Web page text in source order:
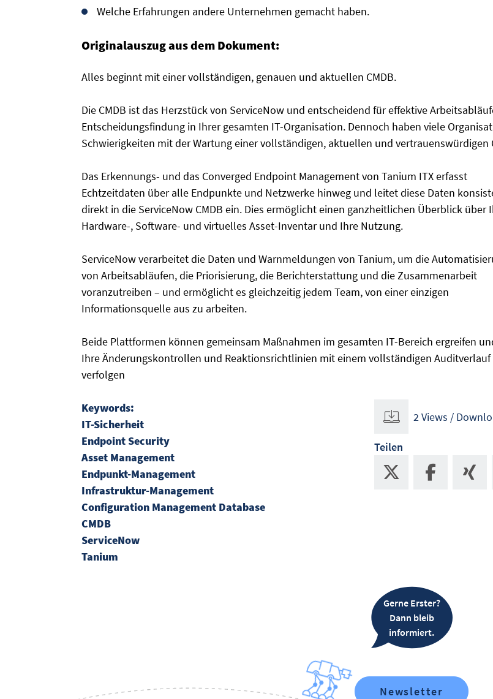
Welche Erfahrungen andere Unternehmen gemacht haben.
Originalauszug aus dem Dokument:
Alles beginnt mit einer vollständigen, genauen und aktuellen CMDB.
Die CMDB ist das Herzstück von ServiceNow und entscheidend für effektive
Entscheidungsfindung in Ihrer gesamten IT-Organisation. Dennoch haben viele
Schwierigkeiten mit der Wartung einer vollständigen, aktuellen und vertrauenswürdigen
Das Erkennungs- und das Converged Endpoint Management von Tanium ITX erfasst
Echtzeitdaten über alle Endpunkte und Netzwerke hinweg und leitet diese Daten
direkt in die ServiceNow CMDB ein. Dies ermöglicht einen ganzheitlichen Überblick über
Hardware-, Software- und virtuelles Asset-Inventar und Ihre Nutzung.
ServiceNow verarbeitet die Daten und Warnmeldungen von Tanium, um die
von Arbeitsabläufen, die Priorisierung, die Berichterstattung und die Zusammenarbeit
voranzutreiben – und ermöglicht es gleichzeitig jedem Team, von einer einzigen
Informationsquelle aus zu arbeiten.
Beide Plattformen können gemeinsam Maßnahmen im gesamten IT-Bereich ergreifen
Ihre Änderungskontrollen und Reaktionsrichtlinien mit einem vollständigen Auditverlauf
verfolgen
Keywords:
IT-Sicherheit
Endpoint Security
Asset Management
Endpunkt-Management
Infrastruktur-Management
Configuration Management Database
CMDB
ServiceNow
Tanium
2 Views /
Teilen
Gerne Erster?
Dann bleib
informiert.
Newsletter